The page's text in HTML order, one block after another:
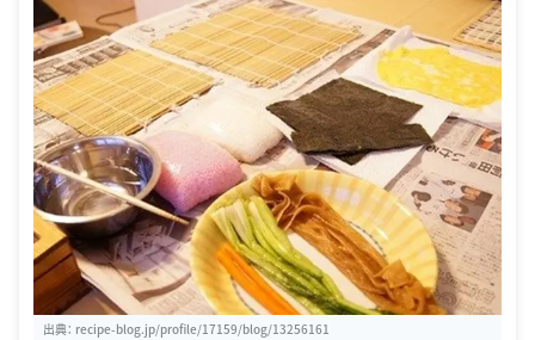
出典： recipe-blog.jp/profile/17159/blog/13256161